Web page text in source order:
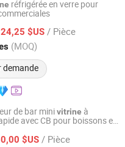
réfrigérée en verre pour
$US / Pièce
(MOQ)
demande
Ltd.
2012
de bar minivitrine à
avec CB pour boissons et
$US / Pièce
Ltd.